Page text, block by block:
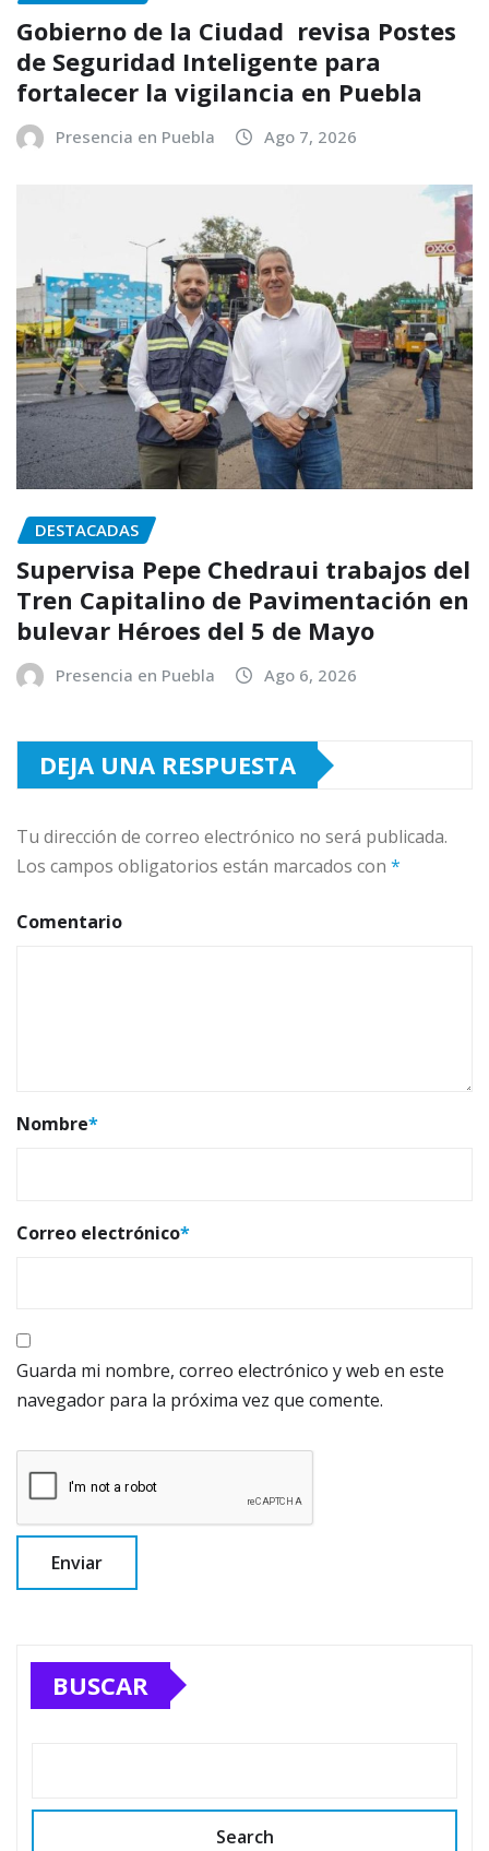
Gobierno de la Ciudad revisa Postes
de Seguridad Inteligente para
fortalecer la vigilancia en Puebla
Presencia en Puebla Ago 7, 2026
DESTACADAS
Supervisa Pepe Chedraui trabajos del
Tren Capitalino de Pavimentación en
bulevar Héroes del 5 de Mayo
Presencia en Puebla Ago 6, 2026
DEJA UNA RESPUESTA
Tu dirección de correo electrónico no será publicada.
Los campos obligatorios están marcados con *
Comentario
Nombre*
Correo electrónico*
Guarda mi nombre, correo electrónico y web en este
navegador para la próxima vez que comente.
BUSCAR
Search